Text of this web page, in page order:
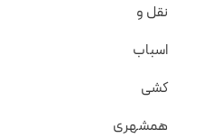
نقل و
اسباب
کشی
همشهری